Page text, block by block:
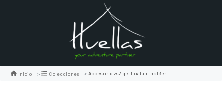
Inicio Colecciones Accesorio zs2 gel floatant holder